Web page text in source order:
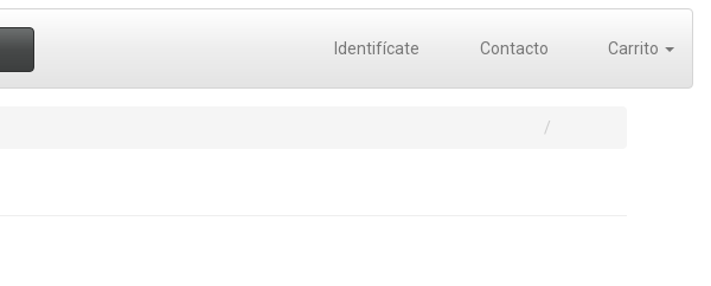
Identifícate Contacto Carrito